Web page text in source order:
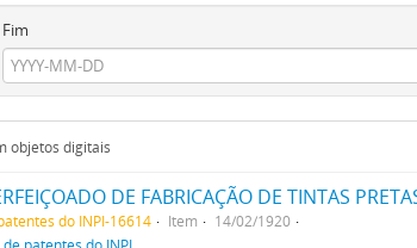
Fim
objetos digitais
DE FABRICAÇÃO DE TINTAS
do INPI-16614 Item
14/02/1920